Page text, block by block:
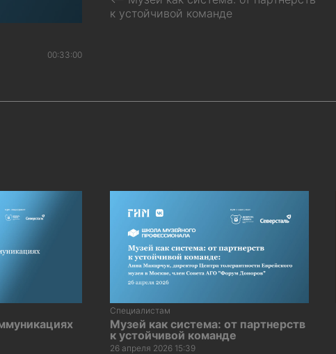
00:33:00
к устойчивой команде
Специалистам
Музей как система: от партнерств
к устойчивой команде
26 апреля 2026 15:39